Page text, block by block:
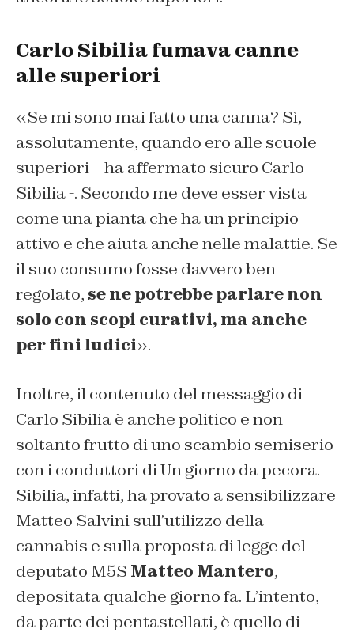
Carlo Sibilia fumava canne
alle superiori
«Se mi sono mai fatto una canna? Sì,
assolutamente, quando ero alle scuole
superiori – ha affermato sicuro Carlo
Sibilia -. Secondo me deve esser vista
come una pianta che ha un principio
attivo e che aiuta anche nelle malattie. Se
il suo consumo fosse davvero ben
regolato, se ne potrebbe parlare non
solo con scopi curativi, ma anche
per fini ludici».
Inoltre, il contenuto del messaggio di
Carlo Sibilia è anche politico e non
soltanto frutto di uno scambio semiserio
con i conduttori di Un giorno da pecora.
Sibilia, infatti, ha provato a sensibilizzare
Matteo Salvini sull’utilizzo della
cannabis e sulla proposta di legge del
deputato M5S Matteo Mantero,
depositata qualche giorno fa. L’intento,
da parte dei pentastellati, è quello di